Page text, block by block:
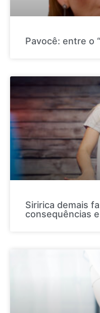
Pavocê: entre o
Siririca demais
consequências